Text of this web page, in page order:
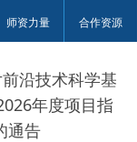
师资力量 合作资源
沿技术科学基
年度项目指
通告